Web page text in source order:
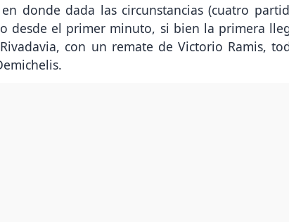
donde dada las circunstancias (cuatro
desde el primer minuto, si bien la primera
con un remate de Victorio Ramis,